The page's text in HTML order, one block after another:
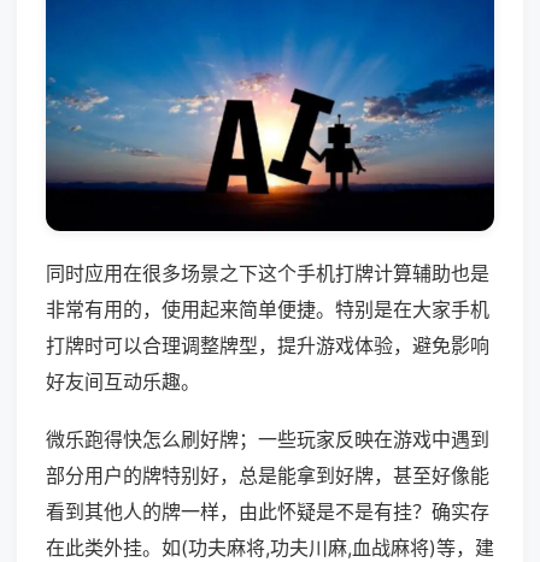
同时应用在很多场景之下这个手机打牌计算辅助也是
非常有用的，使用起来简单便捷。特别是在大家手机
打牌时可以合理调整牌型，提升游戏体验，避免影响
好友间互动乐趣。
微乐跑得快怎么刷好牌；一些玩家反映在游戏中遇到
部分用户的牌特别好，总是能拿到好牌，甚至好像能
看到其他人的牌一样，由此怀疑是不是有挂？确实存
在此类外挂。如(功夫麻将,功夫川麻,血战麻将)等，建